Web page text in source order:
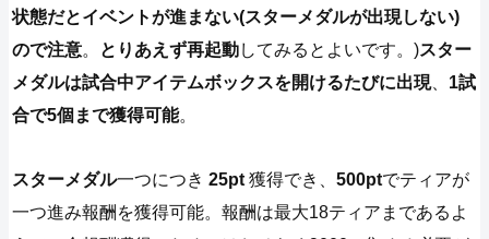
状態だとイベントが進まない(スターメダルが出現しない)
ので注意。 とりあえず再起動してみるとよいです。)スター
メダルは試合中アイテムボックスを開けるたびに出現、 1試
合で5個まで獲得可能。
スターメダル一つにつき25pt獲得でき、500ptでティアが
一つ進み報酬を獲得可能。報酬は最大18ティアまであるよ